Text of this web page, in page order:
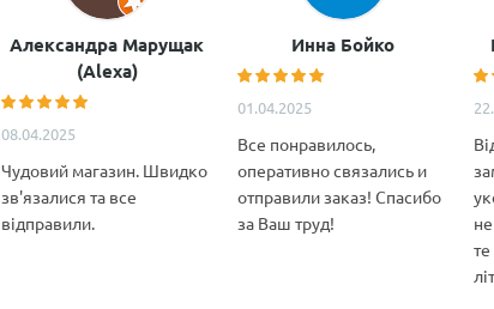
Александра Марущак
(Alexa)
08.04.2025
Чудовий магазин. Швидко
зв'язалися та все
відправили.
Инна Бойко
01.04.2025
Все понравилось,
оперативно связались и
отправили заказ! Спасибо
за Ваш труд!
те